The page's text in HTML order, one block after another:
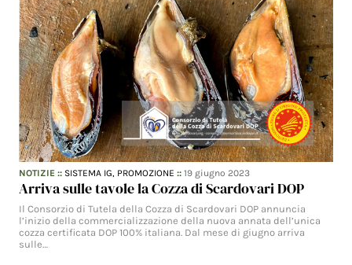
NOTIZIE :: SISTEMA IG, PROMOZIONE ::19 giugno 2023
Arriva sulle tavole la Cozza di Scardovari DOP
Il Consorzio di Tutela della Cozza di Scardovari DOP annuncia
l’inizio della commercializzazione della nuova annata dell’unica
cozza certificata DOP 100% italiana. Dal mese di giugno arriva
sulle…